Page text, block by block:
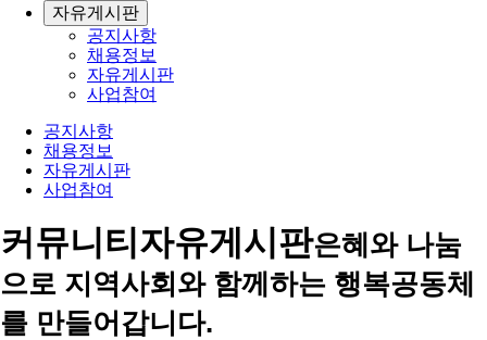
자유게시판
공지사항
채용정보
자유게시판
사업참여
공지사항
채용정보
자유게시판
사업참여
커뮤니티자유게시판은혜와 나눔
으로 지역사회와 함께하는 행복공동체
를 만들어갑니다.